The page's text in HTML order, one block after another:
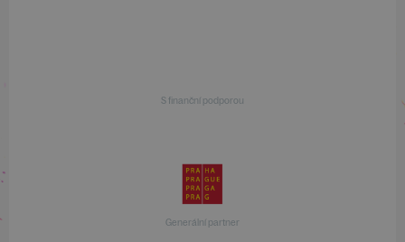
S finanční podporou
Generální partner